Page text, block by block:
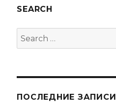
SEARCH
Search
for:
ПОСЛЕДНИЕ ЗАПИСИ